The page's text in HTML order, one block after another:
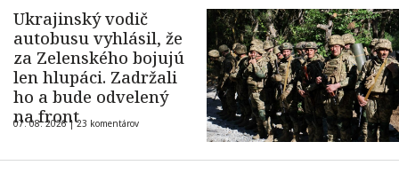
Ukrajinský vodič
autobusu vyhlásil, že
za Zelenského bojujú
len hlupáci. Zadržali
ho a bude odvelený
na front
07. 08. 2026 |23 komentárov